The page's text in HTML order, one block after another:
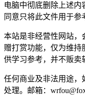
电脑中彻底删除上述
同意只将此文件用于参
本站是非经营性网站，
赠打赏功能，仅为维持
供学习参考，并不贩卖
任何商业及非法用途，
处理。邮箱：